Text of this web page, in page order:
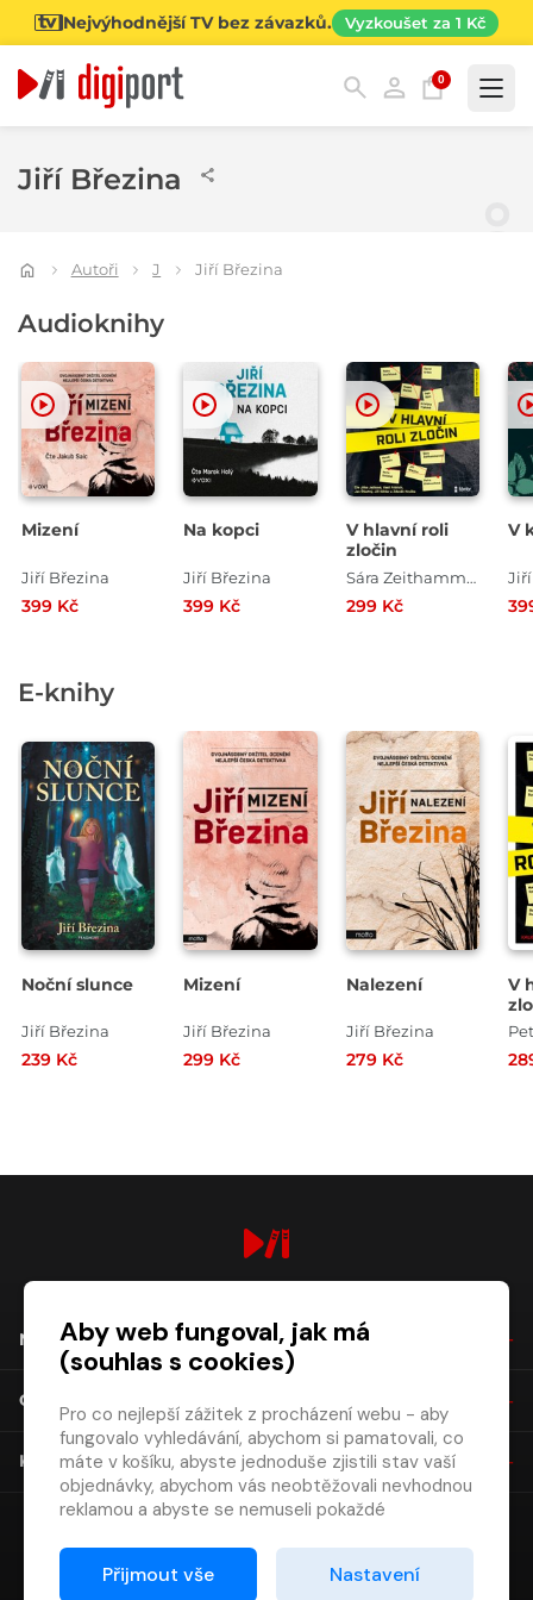
Nejvýhodnější TV bez závazků. Vyzkoušet za 1 Kč
0
Jiří Březina
Autoři J Jiří Březina
Audioknihy
Mizení
Jiří Březina
399 Kč
Na kopci
Jiří Březina
399 Kč
V hlavní roli
zločin
Sára Zeithammerová , Kristýna Trpková , David Urban , Radek Blažek , Petr Bým , Petra Klabouchová , Jiří Březina , Kateřina Surmanová , Marek Epstein , Boris Dočekal , Petra Dvořáková
299 Kč
V
E-knihy
Noční slunce
Jiří Březina
239 Kč
Mizení
Jiří Březina
299 Kč
Nalezení
Jiří Březina
279 Kč
V
NÁKUP
O SPOLEČNOSTI
KONTAKT
Aby web fungoval, jak má
(souhlas s cookies)
Pro co nejlepší zážitek z procházení webu - aby
fungovalo vyhledávání, abychom si pamatovali, co
máte v košíku, abyste jednoduše zjistili stav vaší
objednávky, abychom vás neobtěžovali nevhodnou
reklamou a abyste se nemuseli pokaždé
Proto od vás potřebujeme souhlas se
zpracováním souborů cookies
Přijmout vše Nastavení